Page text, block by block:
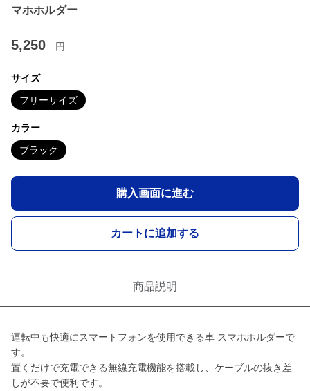
マホホルダー
5,250 円
サイズ
フリーサイズ
カラー
ブラック
購入画面に進む
カートに追加する
商品説明
運転中も快適にスマートフォンを使用できる車 スマホホルダーで
す。
置くだけで充電できる無線充電機能を搭載し、ケーブルの抜き差
しが不要で便利です。